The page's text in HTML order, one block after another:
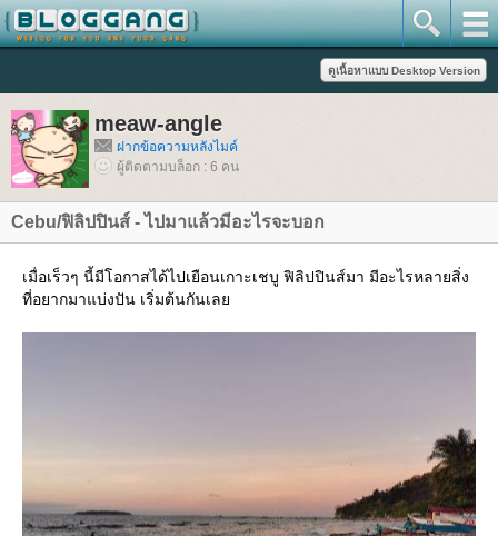
meaw-angle
ฝากข้อความหลังไมค์
ผู้ติดตามบล็อก : 6 คน
Cebu/ฟิลิปปินส์ - ไปมาแล้วมีอะไรจะบอก
เมื่อเร็วๆ นี้มีโอกาสได้ไปเยือนเกาะเชบู ฟิลิปปินส์มา มีอะไรหลายสิ่ง
ที่อยากมาแบ่งปัน เริ่มต้นกันเล